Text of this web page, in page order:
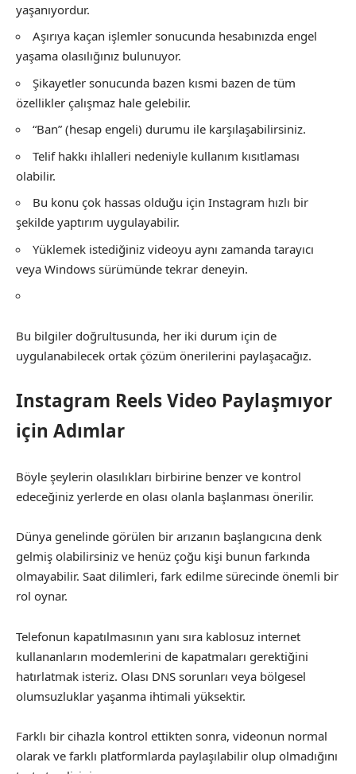
yaşanıyordur.
Aşırıya kaçan işlemler sonucunda hesabınızda engel
yaşama olasılığınız bulunuyor.
Şikayetler sonucunda bazen kısmi bazen de tüm
özellikler çalışmaz hale gelebilir.
“Ban” (hesap engeli) durumu ile karşılaşabilirsiniz.
Telif hakkı ihlalleri nedeniyle kullanım kısıtlaması
olabilir.
Bu konu çok hassas olduğu için Instagram hızlı bir
şekilde yaptırım uygulayabilir.
Yüklemek istediğiniz videoyu aynı zamanda tarayıcı
veya Windows sürümünde tekrar deneyin.
Bu bilgiler doğrultusunda, her iki durum için de
uygulanabilecek ortak çözüm önerilerini paylaşacağız.
Instagram Reels Video Paylaşmıyor
için Adımlar
Böyle şeylerin olasılıkları birbirine benzer ve kontrol
edeceğiniz yerlerde en olası olanla başlanması önerilir.
Dünya genelinde görülen bir arızanın başlangıcına denk
gelmiş olabilirsiniz ve henüz çoğu kişi bunun farkında
olmayabilir. Saat dilimleri, fark edilme sürecinde önemli bir
rol oynar.
Telefonun kapatılmasının yanı sıra kablosuz internet
kullananların modemlerini de kapatmaları gerektiğini
hatırlatmak isteriz. Olası DNS sorunları veya bölgesel
olumsuzluklar yaşanma ihtimali yüksektir.
Farklı bir cihazla kontrol ettikten sonra, videonun normal
olarak ve farklı platformlarda paylaşılabilir olup olmadığını